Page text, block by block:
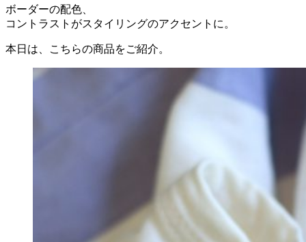
ボーダーの配色、
コントラストがスタイリングのアクセントに。
本日は、こちらの商品をご紹介。